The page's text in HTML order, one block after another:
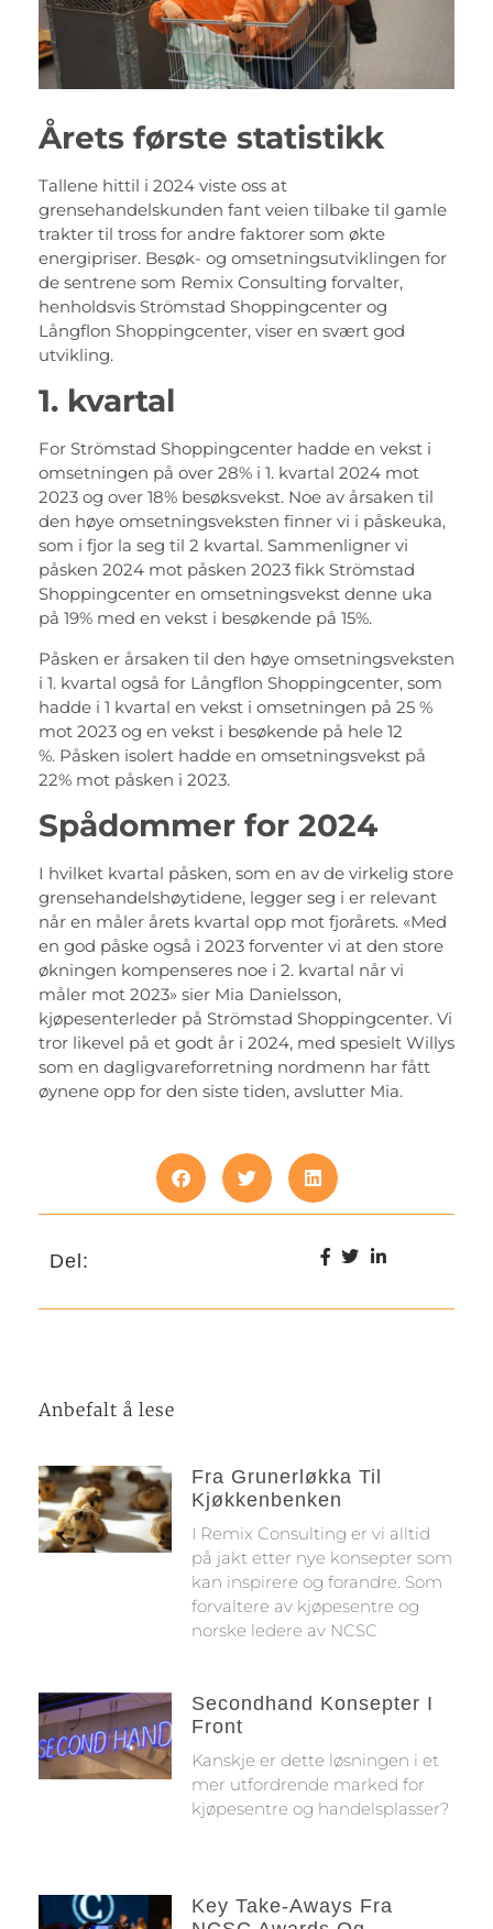
Årets første statistikk
Tallene hittil i 2024 viste oss at
grensehandelskunden fant veien tilbake til gamle
trakter til tross for andre faktorer som økte
energipriser. Besøk- og omsetningsutviklingen for
de sentrene som Remix Consulting forvalter,
henholdsvis Strömstad Shoppingcenter og
Långflon Shoppingcenter, viser en svært god
utvikling.
1. kvartal
For Strömstad Shoppingcenter hadde en vekst i
omsetningen på over 28% i 1. kvartal 2024 mot
2023 og over 18% besøksvekst. Noe av årsaken til
den høye omsetningsveksten finner vi i påskeuka,
som i fjor la seg til 2 kvartal. Sammenligner vi
påsken 2024 mot påsken 2023 fikk Strömstad
Shoppingcenter en omsetningsvekst denne uka
på 19% med en vekst i besøkende på 15%.
Påsken er årsaken til den høye omsetningsveksten
i 1. kvartal også for Långflon Shoppingcenter, som
hadde i 1 kvartal en vekst i omsetningen på 25 %
mot 2023 og en vekst i besøkende på hele 12
%. Påsken isolert hadde en omsetningsvekst på
22% mot påsken i 2023.
Spådommer for 2024
I hvilket kvartal påsken, som en av de virkelig store
grensehandelshøytidene, legger seg i er relevant
når en måler årets kvartal opp mot fjorårets. «Med
en god påske også i 2023 forventer vi at den store
økningen kompenseres noe i 2. kvartal når vi
måler mot 2023» sier Mia Danielsson,
kjøpesenterleder på Strömstad Shoppingcenter. Vi
tror likevel på et godt år i 2024, med spesielt Willys
som en dagligvareforretning nordmenn har fått
øynene opp for den siste tiden, avslutter Mia.
Del:
Anbefalt å lese
Fra Grunerløkka Til
Kjøkkenbenken
I Remix Consulting er vi alltid
på jakt etter nye konsepter som
kan inspirere og forandre. Som
forvaltere av kjøpesentre og
norske ledere av NCSC
Secondhand Konsepter I
Front
Kanskje er dette løsningen i et
mer utfordrende marked for
kjøpesentre og handelsplasser?
Key Take-Aways Fra